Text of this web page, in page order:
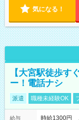
気になる！
【大宮駅徒歩す
ー！電話ナシ
派遣 職種未経験OK
給与
時給1300円